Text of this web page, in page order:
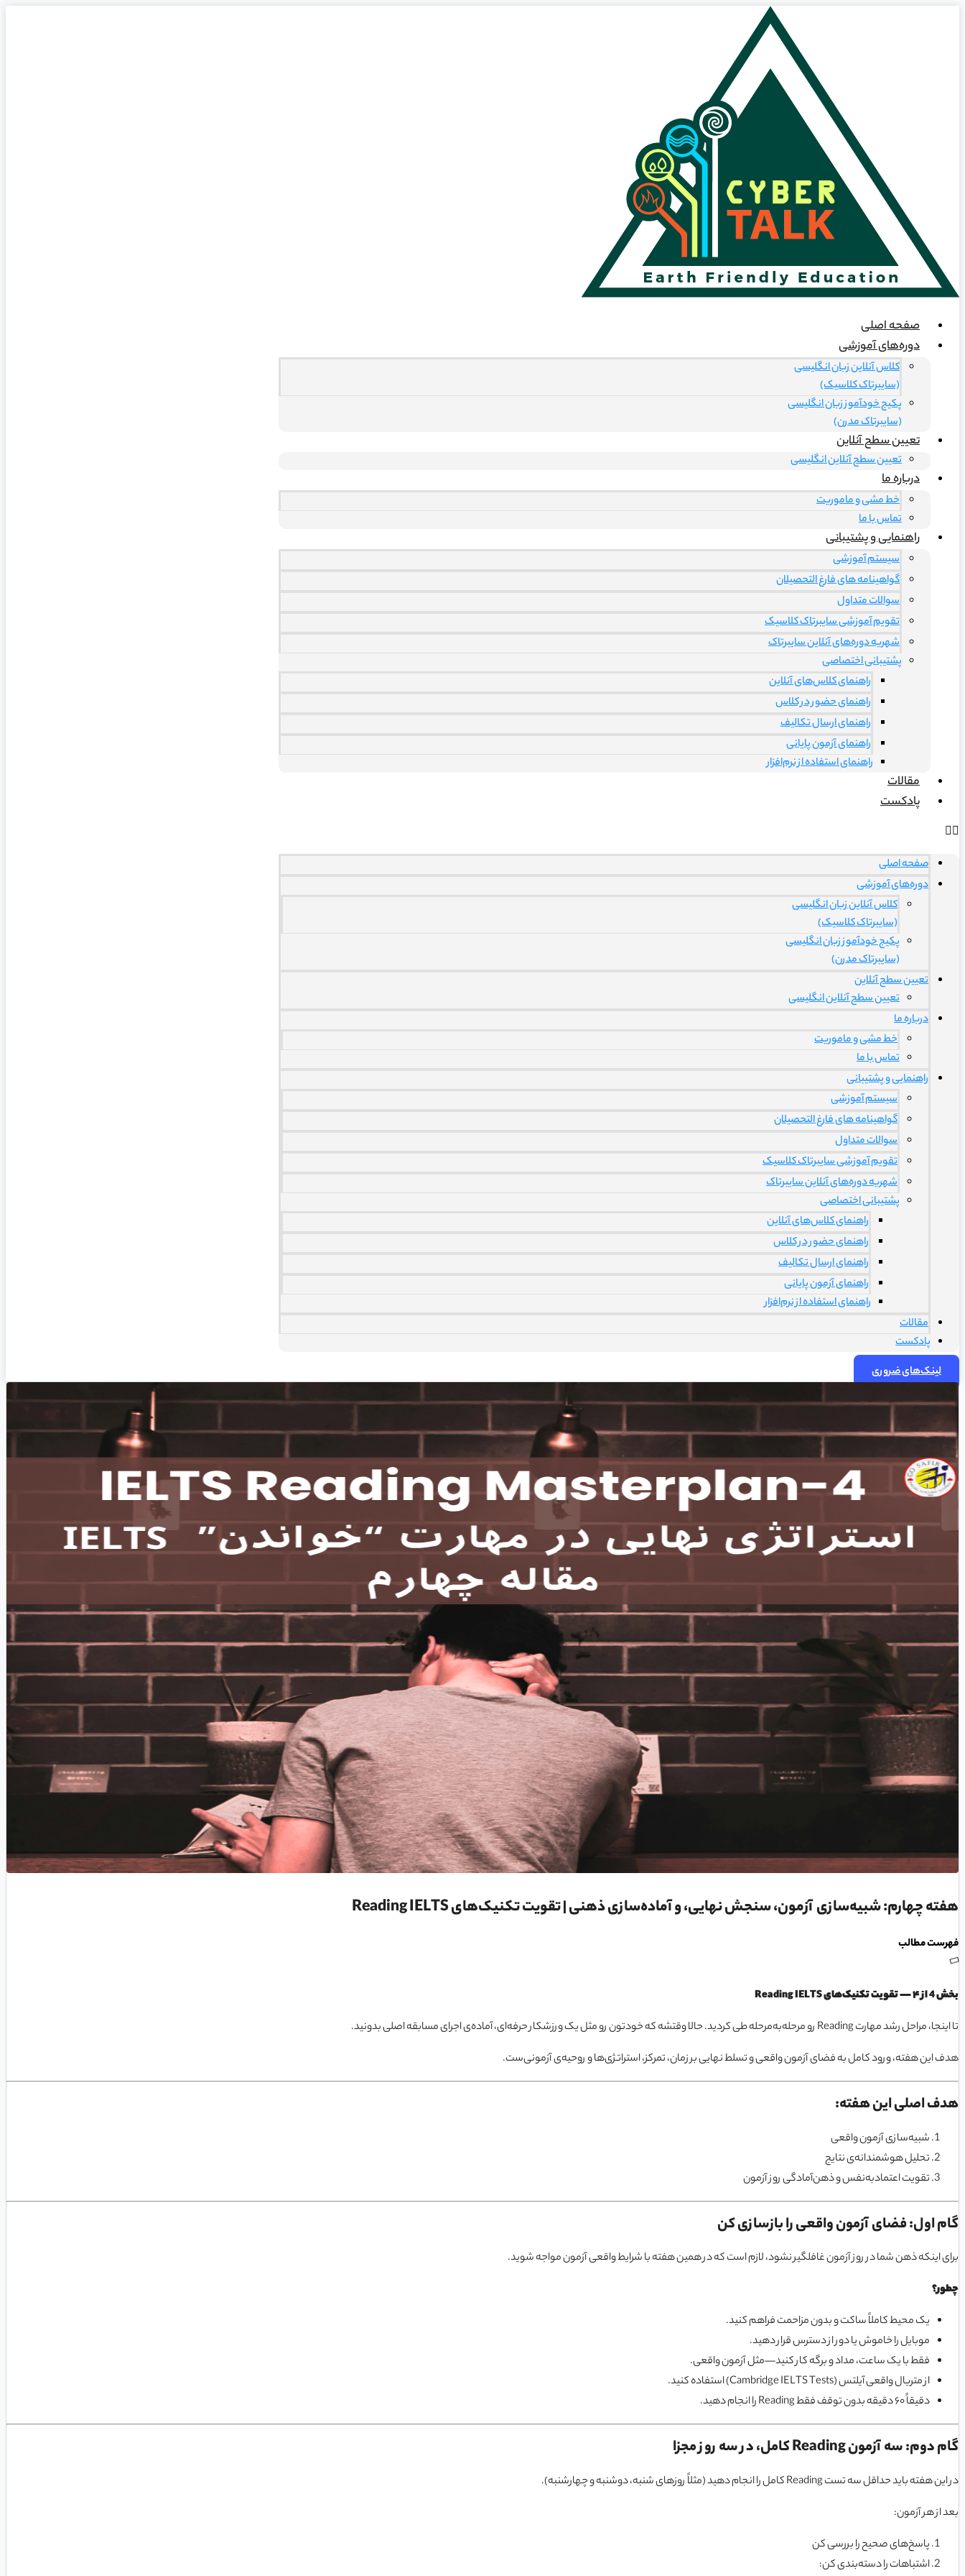
صفحه اصلی
دوره‌های آموزشی
کلاس آنلاین زبان انگلیسی
(سایبرتاک کلاسیک)
پکیج خودآموز زبان انگلیسی
(سایبرتاک مدرن)
تعیین سطح آنلاین
تعیین سطح آنلاین انگلیسی
درباره ما
خط مشی و ماموریت
تماس با ما
راهنمایی و پشتیبانی
سیستم آموزشی
گواهینامه های فارغ التحصیلان
سوالات متداول
تقویم آموزشی سایبرتاک کلاسیک
شهریه دوره‌های آنلاین سایبرتاک
پشتیبانی اختصاصی
راهنمای کلاس‌های آنلاین
راهنمای حضور در کلاس
راهنمای ارسال تکالیف
راهنمای آزمون پایانی
راهنمای استفاده از نرم‌افزار
مقالات
پادکست
صفحه اصلی
دوره‌های آموزشی
کلاس آنلاین زبان انگلیسی
(سایبرتاک کلاسیک)
پکیج خودآموز زبان انگلیسی
(سایبرتاک مدرن)
تعیین سطح آنلاین
تعیین سطح آنلاین انگلیسی
درباره ما
خط مشی و ماموریت
تماس با ما
راهنمایی و پشتیبانی
سیستم آموزشی
گواهینامه های فارغ التحصیلان
سوالات متداول
تقویم آموزشی سایبرتاک کلاسیک
شهریه دوره‌های آنلاین سایبرتاک
پشتیبانی اختصاصی
راهنمای کلاس‌های آنلاین
راهنمای حضور در کلاس
راهنمای ارسال تکالیف
راهنمای آزمون پایانی
راهنمای استفاده از نرم‌افزار
مقالات
پادکست
لینک‌های ضروری
هفته چهارم: شبیه‌سازی آزمون، سنجش نهایی، و آماده‌سازی ذهنی | تقویت تکنیک‌های Reading IELTS
فهرست مطالب
بخش 4 از ۴ — تقویت تکنیک‌های Reading IELTS
تا اینجا، مراحل رشد مهارت Reading رو مرحله‌به‌مرحله طی کردید. حالا وقتشه که خودتون رو مثل یک ورزشکار حرفه‌ای، آماده‌ی اجرای مسابقه اصلی بدونید.
هدف این هفته، ورود کامل به فضای آزمون واقعی و تسلط نهایی بر زمان، تمرکز، استراتژی‌ها و روحیه‌ی آزمونی‌ست.
هدف اصلی این هفته:
شبیه‌سازی آزمون واقعی
تحلیل هوشمندانه‌ی نتایج
تقویت اعتمادبه‌نفس و ذهن‌آمادگی روز آزمون
گام اول: فضای آزمون واقعی را بازسازی کن
برای اینکه ذهن شما در روز آزمون غافلگیر نشود، لازم است که در همین هفته با شرایط واقعی آزمون مواجه شوید.
چطور؟
یک محیط کاملاً ساکت و بدون مزاحمت فراهم کنید.
موبایل را خاموش یا دور از دسترس قرار دهید.
فقط با یک ساعت، مداد و برگه کار کنید—مثل آزمون واقعی.
از متریال واقعی آیلتس (Cambridge IELTS Tests) استفاده کنید.
دقیقاً ۶۰ دقیقه بدون توقف فقط Reading را انجام دهید.
گام دوم: سه آزمون Reading کامل، در سه روز مجزا
در این هفته باید حداقل سه تست Reading کامل را انجام دهید (مثلاً روزهای شنبه، دوشنبه و چهارشنبه).
بعد از هر آزمون:
پاسخ‌های صحیح را بررسی کن
اشتباهات را دسته‌بندی کن: